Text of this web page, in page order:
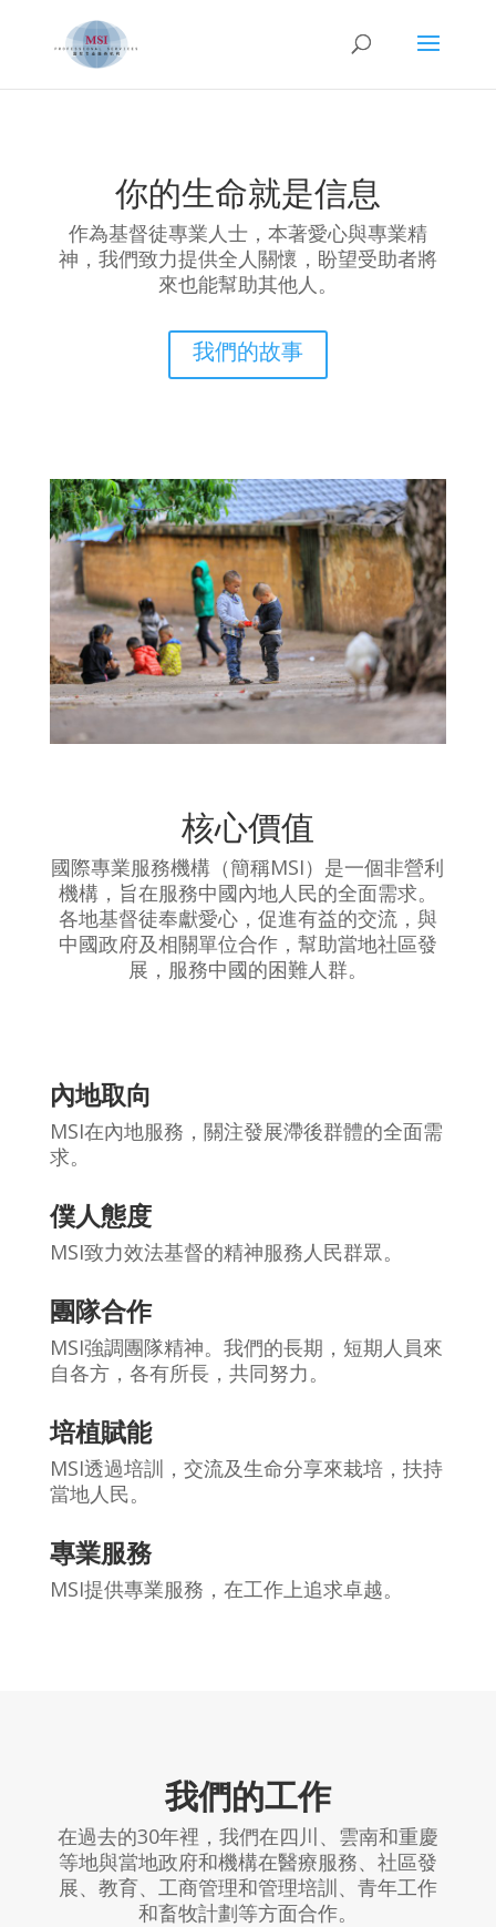
你的生命就是信息
作為基督徒專業人士，本著愛心與專業精
神，我們致力提供全人關懷，盼望受助者將
來也能幫助其他人。
我們的故事
核心價值
國際專業服務機構（簡稱MSI）是一個非營利
機構，旨在服務中國內地人民的全面需求。
各地基督徒奉獻愛心，促進有益的交流，與
中國政府及相關單位合作，幫助當地社區發
展，服務中國的困難人群。
內地取向
MSI在內地服務，關注發展滯後群體的全面需
求。
僕人態度
MSI致力效法基督的精神服務人民群眾。
團隊合作
MSI強調團隊精神。我們的長期，短期人員來
自各方，各有所長，共同努力。
培植賦能
MSI透過培訓，交流及生命分享來栽培，扶持
當地人民。
專業服務
MSI提供專業服務，在工作上追求卓越。
我們的工作
在過去的30年裡，我們在四川、雲南和重慶
等地與當地政府和機構在醫療服務、社區發
展、教育、工商管理和管理培訓、青年工作
和畜牧計劃等方面合作。